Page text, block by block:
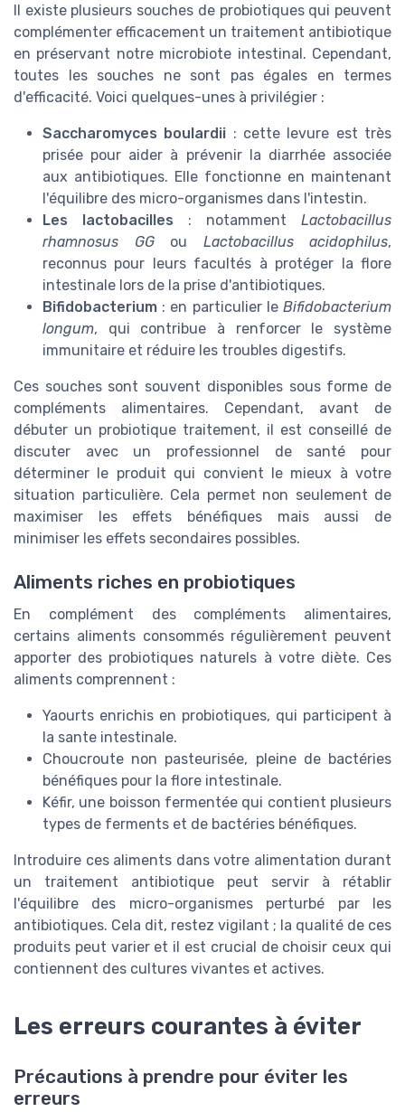
Il existe plusieurs souches de probiotiques qui peuvent
complémenter efficacement un traitement antibiotique
en préservant notre microbiote intestinal. Cependant,
toutes les souches ne sont pas égales en termes
d'efficacité. Voici quelques-unes à privilégier :
Saccharomyces boulardii : cette levure est très
prisée pour aider à prévenir la diarrhée associée
aux antibiotiques. Elle fonctionne en maintenant
l'équilibre des micro-organismes dans l'intestin.
Les lactobacilles : notamment Lactobacillus
rhamnosus GGou Lactobacillus acidophilus,
reconnus pour leurs facultés à protéger la flore
intestinale lors de la prise d'antibiotiques.
Bifidobacterium : en particulier le Bifidobacterium
longum, qui contribue à renforcer le système
immunitaire et réduire les troubles digestifs.
Ces souches sont souvent disponibles sous forme de
compléments alimentaires. Cependant, avant de
débuter un probiotique traitement, il est conseillé de
discuter avec un professionnel de santé pour
déterminer le produit qui convient le mieux à votre
situation particulière. Cela permet non seulement de
maximiser les effets bénéfiques mais aussi de
minimiser les effets secondaires possibles.
Aliments riches en probiotiques
En complément des compléments alimentaires,
certains aliments consommés régulièrement peuvent
apporter des probiotiques naturels à votre diète. Ces
aliments comprennent :
Yaourts enrichis en probiotiques, qui participent à
la sante intestinale.
Choucroute non pasteurisée, pleine de bactéries
bénéfiques pour la flore intestinale.
Kéfir, une boisson fermentée qui contient plusieurs
types de ferments et de bactéries bénéfiques.
Introduire ces aliments dans votre alimentation durant
un traitement antibiotique peut servir à rétablir
l'équilibre des micro-organismes perturbé par les
antibiotiques. Cela dit, restez vigilant ; la qualité de ces
produits peut varier et il est crucial de choisir ceux qui
contiennent des cultures vivantes et actives.
Les erreurs courantes à éviter
Précautions à prendre pour éviter les
erreurs